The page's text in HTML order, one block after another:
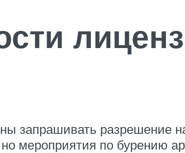
запрашивать разрешение
мероприятия по бурению